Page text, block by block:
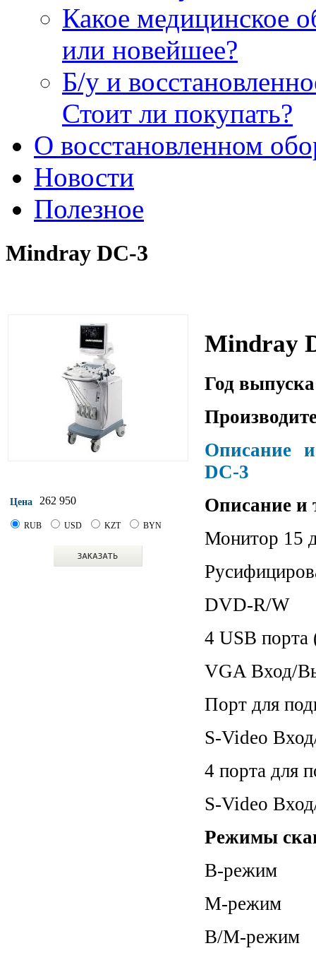
Какое медицинское
или новейшее?
Б/у и
Стоит ли покупать?
О восстановленном
Новости
Полезное
Mindray DC-3
Цена 262 950
RUB USD KZT BYN
Mindray
Год
Описание
DC-3
Описание и
Монитор 15
DVD-R/W
4 USB порта
VGA Вход/
Порт для
S-Video
4 порта для
S-Video
Режимы
B-режим
М-режим
B/M-режим